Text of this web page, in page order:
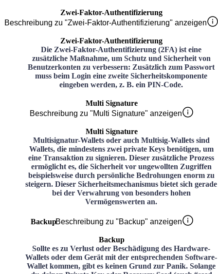
Zwei-Faktor-Authentifizierung
Beschreibung zu "Zwei-Faktor-Authentifizierung" anzeigen
Zwei-Faktor-Authentifizierung
Die Zwei-Faktor-Authentifizierung (2FA) ist eine
zusätzliche Maßnahme, um Schutz und Sicherheit von
Benutzerkonten zu verbessern: Zusätzlich zum Passwort
muss beim Login eine zweite Sicherheitskomponente
eingeben werden, z. B. ein PIN-Code.
Multi Signature
Beschreibung zu "Multi Signature" anzeigen
Multi Signature
Multisignatur-Wallets oder auch Multisig-Wallets sind
Wallets, die mindestens zwei private Keys benötigen, um
eine Transaktion zu signieren. Dieser zusätzliche Prozess
ermöglicht es, die Sicherheit vor ungewollten Zugriffen
beispielsweise durch persönliche Bedrohungen enorm zu
steigern. Dieser Sicherheitsmechanismus bietet sich gerade
bei der Verwahrung von besonders hohen
Vermögenswerten an.
BackupBeschreibung zu "Backup" anzeigen
Backup
Sollte es zu Verlust oder Beschädigung des Hardware-
Wallets oder dem Gerät mit der entsprechenden Software-
Wallet kommen, gibt es keinen Grund zur Panik. Solange